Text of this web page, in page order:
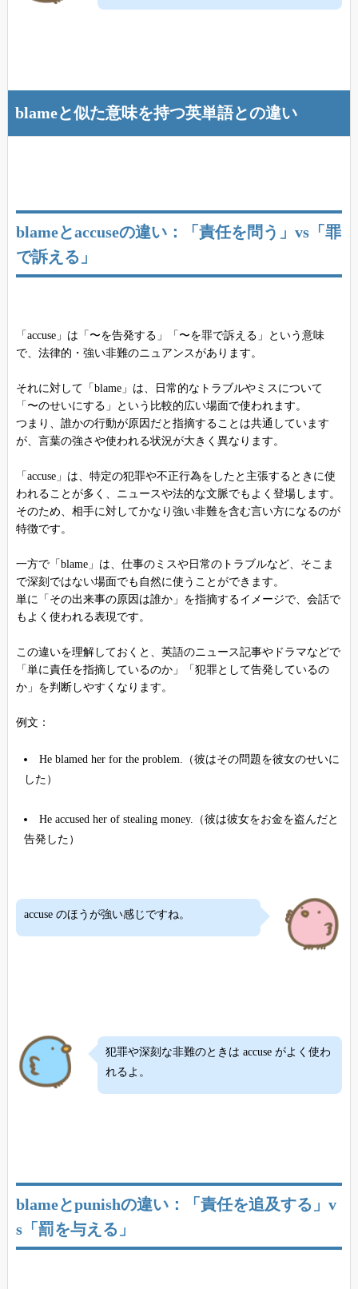
blameと似た意味を持つ英単語との違い
blameとaccuseの違い：「責任を問う」vs「罪
で訴える」
「accuse」は「〜を告発する」「〜を罪で訴える」という意味
で、法律的・強い非難のニュアンスがあります。
それに対して「blame」は、日常的なトラブルやミスについて
「〜のせいにする」という比較的広い場面で使われます。
つまり、誰かの行動が原因だと指摘することは共通しています
が、言葉の強さや使われる状況が大きく異なります。
「accuse」は、特定の犯罪や不正行為をしたと主張するときに使
われることが多く、ニュースや法的な文脈でもよく登場します。
そのため、相手に対してかなり強い非難を含む言い方になるのが
特徴です。
一方で「blame」は、仕事のミスや日常のトラブルなど、そこま
で深刻ではない場面でも自然に使うことができます。
単に「その出来事の原因は誰か」を指摘するイメージで、会話で
もよく使われる表現です。
この違いを理解しておくと、英語のニュース記事やドラマなどで
「単に責任を指摘しているのか」「犯罪として告発しているの
か」を判断しやすくなります。
例文：
He blamed her for the problem.（彼はその問題を彼女のせいに
した）
He accused her of stealing money.（彼は彼女をお金を盗んだと
告発した）
accuse のほうが強い感じですね。
犯罪や深刻な非難のときは accuse がよく使わ
れるよ。
blameとpunishの違い：「責任を追及する」v
s「罰を与える」